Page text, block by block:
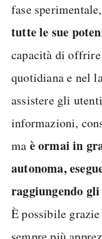
fase sperimentale,
tutte le sue
capacità di
quotidiana e nel
assistere gli
informazioni,
ma è ormai in
autonoma,
raggiungendo
È possibile